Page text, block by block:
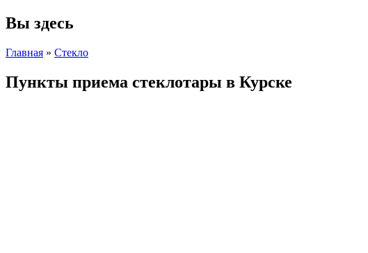
Вы здесь
Главная » Стекло
Пункты приема стеклотары в Курске